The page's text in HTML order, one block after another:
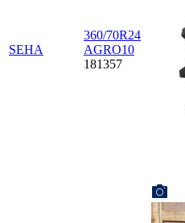
SEHA
360/70R24
AGRO10
181357